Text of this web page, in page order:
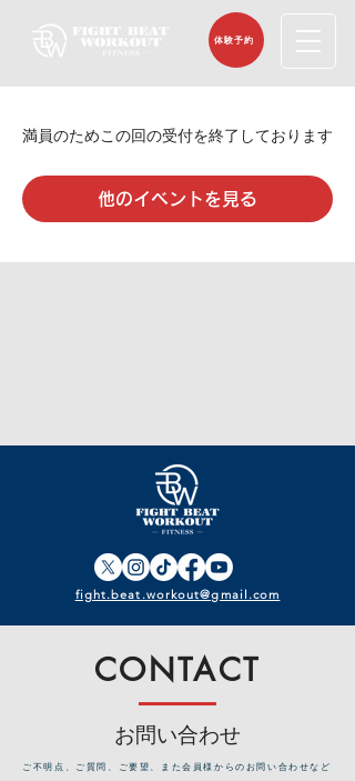
体験予約
満員のためこの回の受付を終了しております
他のイベントを見る
fight.beat.workout@gmail.com
CONTACT
お問い合わせ
​ご不明点、ご質問、ご要望、また会員様からのお問い合わせなど